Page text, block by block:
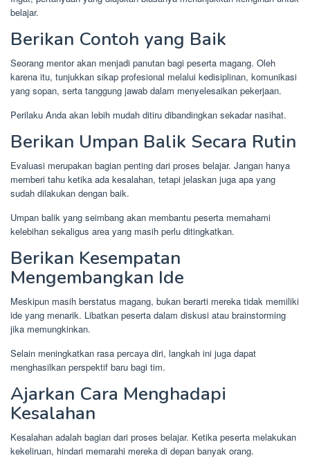
belajar.
Berikan Contoh yang Baik
Seorang mentor akan menjadi panutan bagi peserta magang. Oleh
karena itu, tunjukkan sikap profesional melalui kedisiplinan, komunikasi
yang sopan, serta tanggung jawab dalam menyelesaikan pekerjaan.
Perilaku Anda akan lebih mudah ditiru dibandingkan sekadar nasihat.
Berikan Umpan Balik Secara Rutin
Evaluasi merupakan bagian penting dari proses belajar. Jangan hanya
memberi tahu ketika ada kesalahan, tetapi jelaskan juga apa yang
sudah dilakukan dengan baik.
Umpan balik yang seimbang akan membantu peserta memahami
kelebihan sekaligus area yang masih perlu ditingkatkan.
Berikan Kesempatan
Mengembangkan Ide
Meskipun masih berstatus magang, bukan berarti mereka tidak memiliki
ide yang menarik. Libatkan peserta dalam diskusi atau brainstorming
jika memungkinkan.
Selain meningkatkan rasa percaya diri, langkah ini juga dapat
menghasilkan perspektif baru bagi tim.
Ajarkan Cara Menghadapi
Kesalahan
Kesalahan adalah bagian dari proses belajar. Ketika peserta melakukan
kekeliruan, hindari memarahi mereka di depan banyak orang.